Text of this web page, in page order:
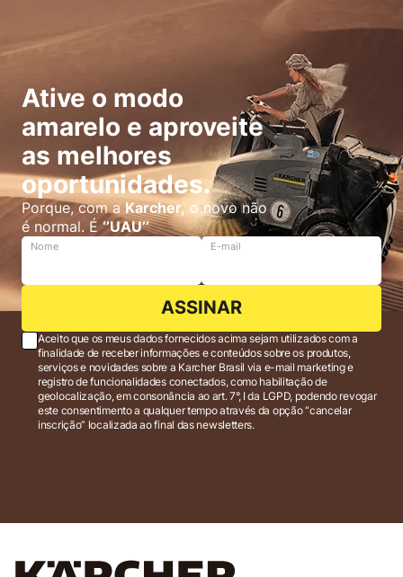
Ative o modo
amarelo e aproveite
as melhores
oportunidades.
Porque, com aKarcher, o novo não
é normal. É‘’UAU’’
Nome E-mail
ASSINAR
Aceito que os meus dados fornecidos acima sejam utilizados com a
finalidade de receber informações e conteúdos sobre os produtos,
serviços e novidades sobre a Karcher Brasil via e-mail marketing e
registro de funcionalidades conectados, como habilitação de
geolocalização, em consonância ao art. 7°, I da LGPD, podendo revogar
este consentimento a qualquer tempo através da opção “cancelar
inscrição” localizada ao final das newsletters.